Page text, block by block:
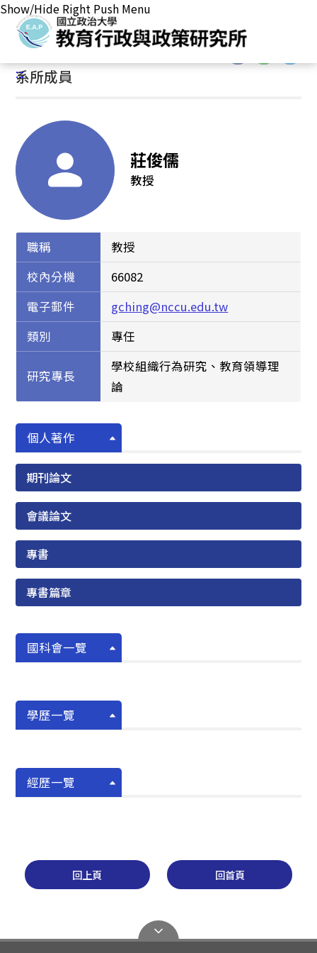
Show/Hide Right Push Menu
首頁/本所簡介/系所成員
:::
系所成員
莊俊儒
教授
職稱
教授
校內分機
66082
電子郵件
gching@nccu.edu.tw
類別
專任
研究專長
學校組織行為研究、教育領導理
論
個人著作
期刊論文
會議論文
專書
專書篇章
國科會一覽
學歷一覽
經歷一覽
回上頁 回首頁